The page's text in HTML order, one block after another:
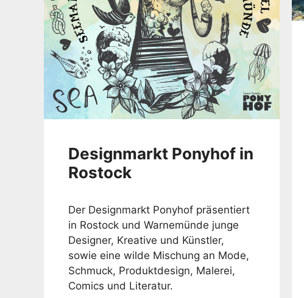
Designmarkt Ponyhof in
Rostock
Der Designmarkt Ponyhof präsentiert
in Rostock und Warnemünde junge
Designer, Kreative und Künstler,
sowie eine wilde Mischung an Mode,
Schmuck, Produktdesign, Malerei,
Comics und Literatur.